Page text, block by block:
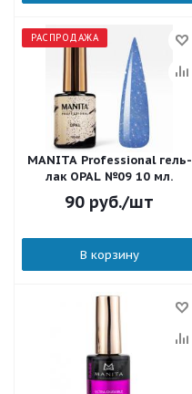
РАСПРОДАЖА
MANITA Professional гель-
лак OPAL №09 10 мл.
90 руб./шт
В корзину